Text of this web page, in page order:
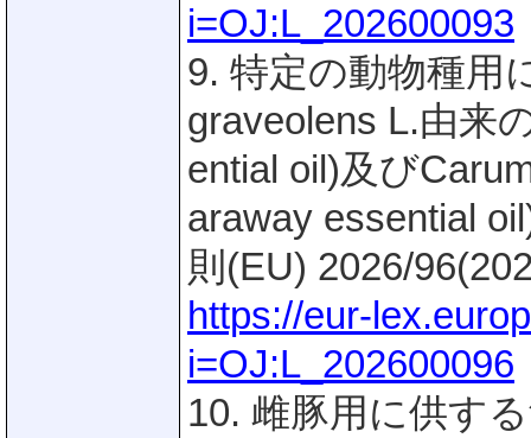
i=OJ:L_202600093
9. 特定の動物種用
graveolens L.由来
ential oil)及び
araway essential
則(EU) 2026/
https://eur-
i=OJ:L_202600096
10. 雌豚用に供す